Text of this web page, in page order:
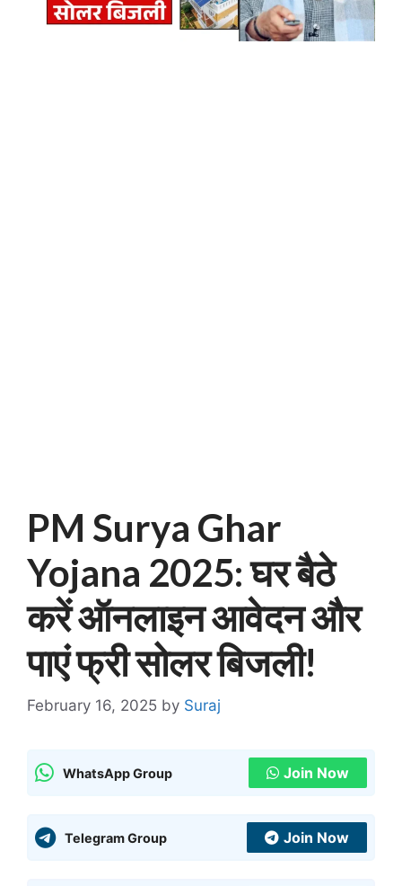
PM Surya Ghar
Yojana 2025: घर बैठे
करें ऑनलाइन आवेदन और
पाएं फ्री सोलर बिजली!
February 16, 2025 by Suraj
WhatsApp Group Join Now
Telegram Group Join Now